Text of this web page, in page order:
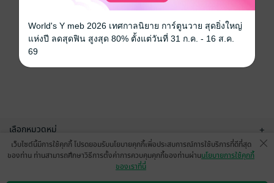
เลือกหมวดหมู่ +
บริการช่วยเหลือ
เว็บไซต์นี้มีการใช้คุกกี้ โปรดยอมรับนโยบายคุกกี้เพื่อประสบการณ์การใช้บริการที่ดีที่สุด
ของท่าน ท่านสามารถศึกษาวิธีการตั้งค่าการควบคุมคุกกี้ของท่านผ่านนโยบายการใช้คุกกี้
ของเราที่นี่
World's Y meb 2026 เทศกาลนิยาย การ์ตูนวาย สุดยิ่งใหญ่
แห่งปี ลดสุดฟิน สูงสุด 80% ตั้งแต่วันที่ 31 ก.ค. - 16 ส.ค.
69